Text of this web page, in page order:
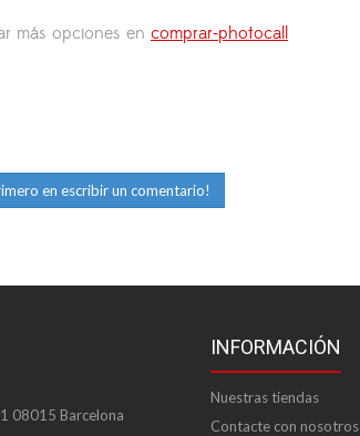
más opciones en comprar-photocall
en escribir un comentario!
08015 Barcelona
INFORMACIÓN
Nuestras tiendas
Contacte con nosotros